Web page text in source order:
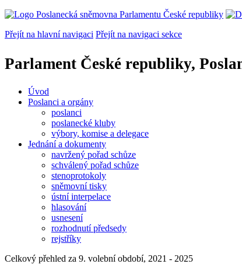
Přejít na hlavní navigaci Přejít na navigaci sekce
Parlament České republiky,
Úvod
Poslanci a orgány
poslanci
poslanecké kluby
výbory, komise a delegace
Jednání a dokumenty
navržený pořad schůze
schválený pořad schůze
stenoprotokoly
sněmovní tisky
ústní interpelace
hlasování
usnesení
rozhodnutí předsedy
rejstříky
Celkový přehled za 9. volební období, 2021 - 2025